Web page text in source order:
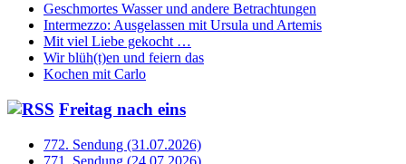
Geschmortes Wasser und andere Betrachtungen
Intermezzo: Ausgelassen mit Ursula und Artemis
Mit viel Liebe gekocht …
Wir blüh(t)en und feiern das
Kochen mit Carlo
Freitag nach eins
772. Sendung (31.07.2026)
771. Sendung (24.07.2026)